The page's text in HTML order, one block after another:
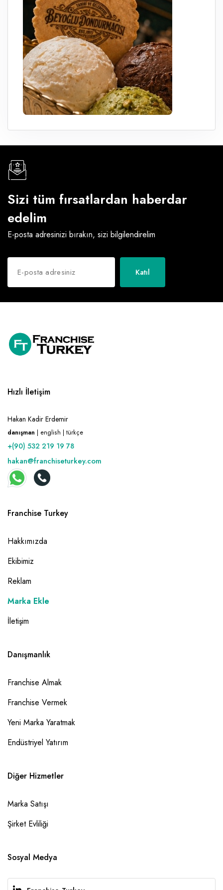
Sizi tüm fırsatlardan haberdar
edelim
E-posta adresinizi bırakın, sizi bilgilendirelim
Katıl
Hızlı İletişim
Hakan Kadir Erdemir
danışman | english | türkçe
+(90) 532 219 19 78
hakan@franchiseturkey.com
Franchise Turkey
Hakkımızda
Ekibimiz
Reklam
Marka Ekle
İletişim
Danışmanlık
Franchise Almak
Franchise Vermek
Yeni Marka Yaratmak
Endüstriyel Yatırım
Diğer Hizmetler
Marka Satışı
Şirket Evliliği
Sosyal Medya